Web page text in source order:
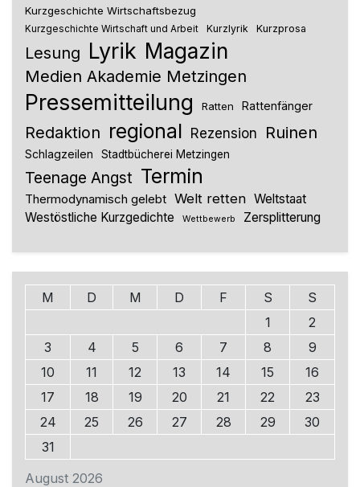
Kurzgeschichte Wirtschaftsbezug
Kurzgeschichte Wirtschaft und Arbeit Kurzlyrik Kurzprosa
Lesung Lyrik Magazin
Medien Akademie Metzingen
Pressemitteilung Ratten Rattenfänger
Redaktion regional Rezension Ruinen
Schlagzeilen Stadtbücherei Metzingen
Teenage Angst Termin
Thermodynamisch gelebt Welt retten Weltstaat
Westöstliche Kurzgedichte
Wettbewerb Zersplitterung
August 2026
M D M D F S
S
1
2
3
4 5 6 7 8
9
10
11 12 13 14 15
16
17
18 19 20 21 22
23
24
25 26 27 28 29
30
31